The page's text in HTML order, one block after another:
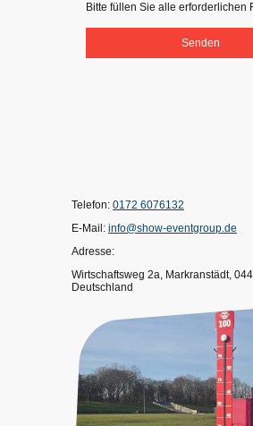
Bitte füllen Sie alle erforderlichen
Senden
Telefon: 0172 6076132
E-Mail: info@show-eventgroup.de
Adresse:
Wirtschaftsweg 2a, Markranstädt,
Deutschland